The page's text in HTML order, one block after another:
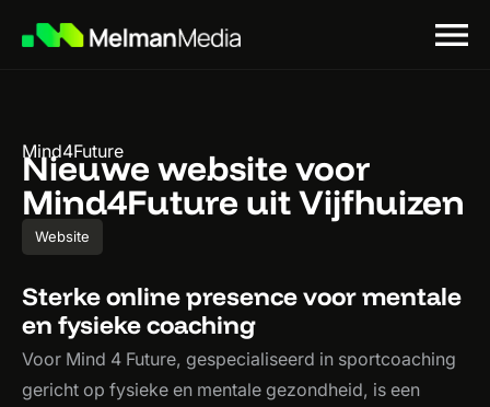
Mind4Future
Nieuwe website voor
Mind4Future uit Vijfhuizen
Website
Sterke online presence voor mentale
en fysieke coaching
Voor Mind 4 Future, gespecialiseerd in sportcoaching
gericht op fysieke en mentale gezondheid, is een